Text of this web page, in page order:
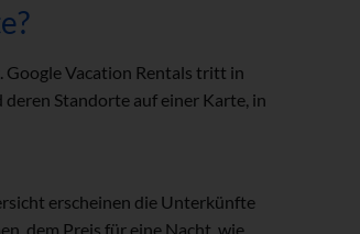
Google Vacation Rentals tritt in
Standorte auf einer Karte, in
erscheinen die Unterkünfte
dem Preis für eine Nacht, wie